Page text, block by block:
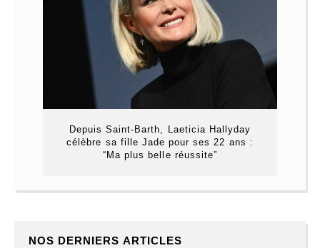
Depuis Saint-Barth, Laeticia Hallyday
célèbre sa fille Jade pour ses 22 ans :
“Ma plus belle réussite”
NOS DERNIERS ARTICLES